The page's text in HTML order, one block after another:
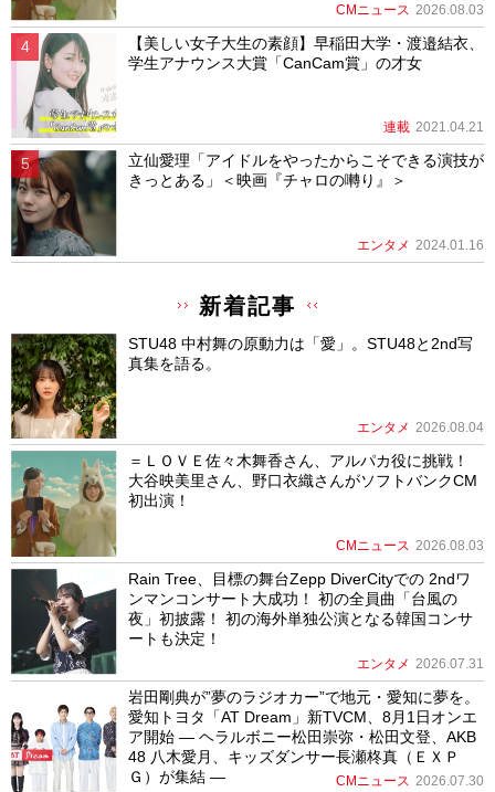
CMニュース 2026.08.03
【美しい女子大生の素顔】早稲田大学・渡邉結衣、
学生アナウンス大賞「CanCam賞」の才女
連載 2021.04.21
立仙愛理「アイドルをやったからこそできる演技が
きっとある」＜映画『チャロの囀り』＞
エンタメ 2024.01.16
新着記事
STU48 中村舞の原動力は「愛」。STU48と2nd写
真集を語る。
エンタメ 2026.08.04
＝ＬＯＶＥ佐々木舞香さん、アルパカ役に挑戦！
大谷映美里さん、野口衣織さんがソフトバンクCM
初出演！
CMニュース 2026.08.03
Rain Tree、目標の舞台Zepp DiverCityでの 2ndワ
ンマンコンサート大成功！ 初の全員曲「台風の
夜」初披露！ 初の海外単独公演となる韓国コンサ
ートも決定！
エンタメ 2026.07.31
岩田剛典が”夢のラジオカー”で地元・愛知に夢を。
愛知トヨタ「AT Dream」新TVCM、8月1日オンエ
ア開始 ― ヘラルボニー松田崇弥・松田文登、AKB
48 八木愛月、キッズダンサー長瀬柊真（ＥＸＰ
Ｇ）が集結 ―
CMニュース 2026.07.30